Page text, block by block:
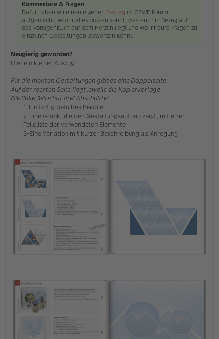
Kommentare & Fragen
Dafür haben wir einen eigenen Beitrag im CEWE Forum
aufgemacht, wo ihr alles posten könnt, was euch in Bezug auf
das Vorlagenbuch auf dem Herzen liegt und wo ihr eure Fragen zu
einzelnen Gestaltungen loswerden könnt.
Neugierig geworden?
Hier ein kleiner Auszug:
Für die meisten Gestaltungen gibt es eine Doppelseite.
Auf der rechten Seite liegt jeweils die Kopiervorlage.
Die linke Seite hat drei Abschnitte:
1-Ein fertig befülltes Beispiel
2-Eine Grafik, die den Gestaltungsaufbau zeigt, mit einer
Teileliste der verwendeten Elemente
3-Eine Variation mit kurzer Beschreibung als Anregung